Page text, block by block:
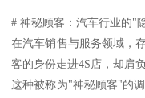
# 神秘顾客：汽车行业的"
在汽车销售与服务领域，
客的身份走进4S店，却肩
这种被称为"神秘顾客"的